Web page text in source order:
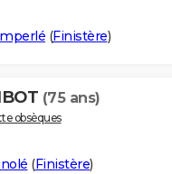
(Finistère)
(75 ans)
obsèques
(Finistère)